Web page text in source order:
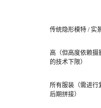
传统隐形模特 / 实
高（但高度依赖摄
的技术下限）
所有服装（需进行
后期拼接）